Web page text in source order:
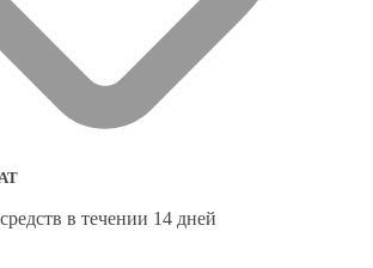
в течении 14 дней